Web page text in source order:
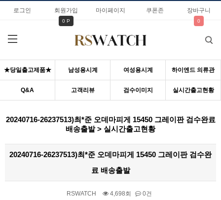
로그인 회원가입
0 P
마이페이지 쿠폰존 장바구니
0
★당일출고제품★ 남성용시계 여성용시계 하이엔드 의류관
Q&A 고객리뷰 검수이미지 실시간출고현황
20240716-26237513)최*준 오데마피게 15450 그레이판 검수완료
배송출발 > 실시간출고현황
20240716-26237513)최*준 오데마피게 15450 그레이판 검수완
료 배송출발
RSWATCH 4,698회 0건